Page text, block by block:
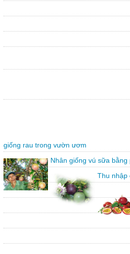
giống rau trong vườn ươm
Nhân giống vú sữa
Thu nhập